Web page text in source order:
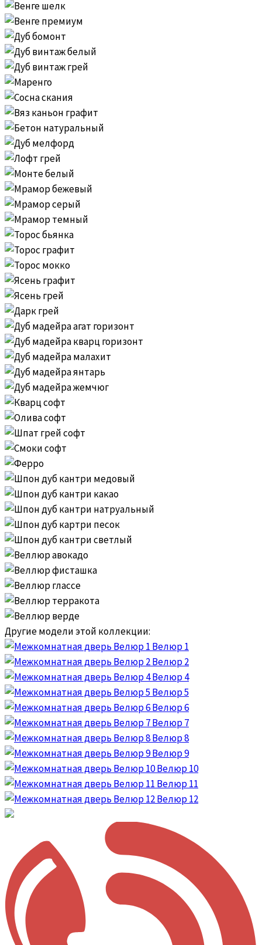
Другие модели этой коллекции:
Велюр 1
Велюр 2
Велюр 4
Велюр 5
Велюр 6
Велюр 7
Велюр 8
Велюр 9
Велюр 10
Велюр 11
Велюр 12